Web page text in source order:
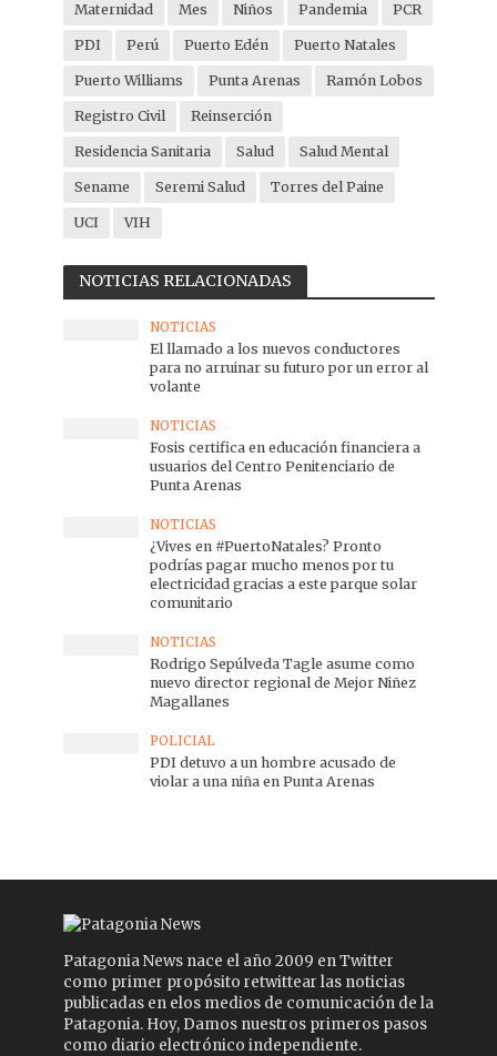
Maternidad Mes Niños Pandemia PCR
PDI Perú Puerto Edén Puerto Natales
Puerto Williams Punta Arenas Ramón Lobos
Registro Civil Reinserción
Residencia Sanitaria Salud Salud Mental
Sename Seremi Salud Torres del Paine
UCI VIH
NOTICIAS RELACIONADAS
NOTICIAS
El llamado a los nuevos conductores
para no arruinar su futuro por un error al
volante
NOTICIAS
Fosis certifica en educación financiera a
usuarios del Centro Penitenciario de
Punta Arenas
NOTICIAS
¿Vives en #PuertoNatales? Pronto
podrías pagar mucho menos por tu
electricidad gracias a este parque solar
comunitario
NOTICIAS
Rodrigo Sepúlveda Tagle asume como
nuevo director regional de Mejor Niñez
Magallanes
POLICIAL
PDI detuvo a un hombre acusado de
violar a una niña en Punta Arenas
Patagonia News nace el año 2009 en Twitter
como primer propósito retwittear las noticias
publicadas en elos medios de comunicación de la
Patagonia. Hoy, Damos nuestros primeros pasos
como diario electrónico independiente.